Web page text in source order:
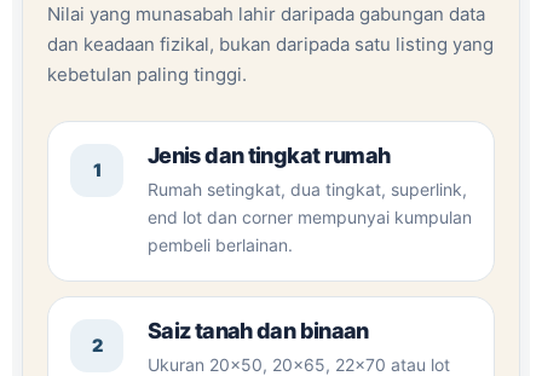
Nilai yang munasabah lahir daripada gabungan data
dan keadaan fizikal, bukan daripada satu listing yang
kebetulan paling tinggi.
1
Jenis dan tingkat rumah
Rumah setingkat, dua tingkat, superlink,
end lot dan corner mempunyai kumpulan
pembeli berlainan.
2
Saiz tanah dan binaan
Ukuran 20×50, 20×65, 22×70 atau lot